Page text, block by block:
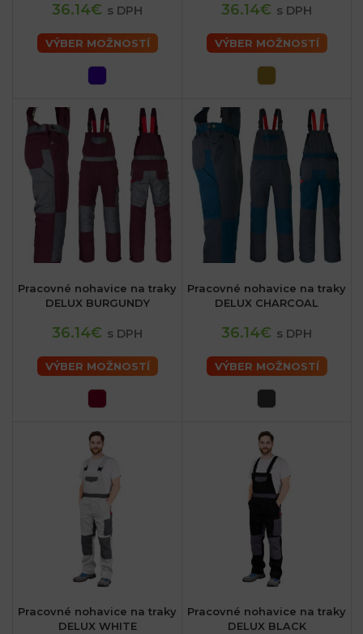
36.14€ s DPH
VÝBER MOŽNOSTÍ
36.14€ s DPH
VÝBER MOŽNOSTÍ
Pracovné nohavice na traky
DELUX BURGUNDY
36.14€ s DPH
VÝBER MOŽNOSTÍ
Pracovné nohavice na traky
DELUX CHARCOAL
36.14€ s DPH
VÝBER MOŽNOSTÍ
Pracovné nohavice na traky
DELUX WHITE
Pracovné nohavice na traky
DELUX BLACK